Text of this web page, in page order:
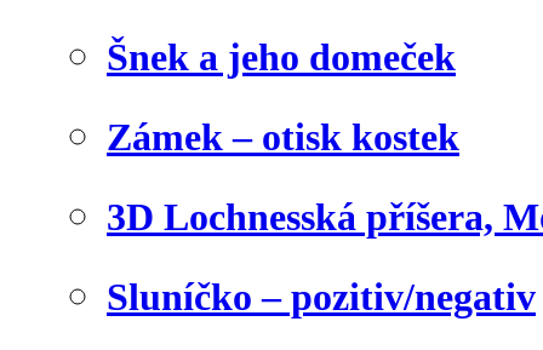
Šnek a jeho domeček
Zámek – otisk kostek
3D Lochnesská příšera,
Sluníčko – pozitiv/negativ